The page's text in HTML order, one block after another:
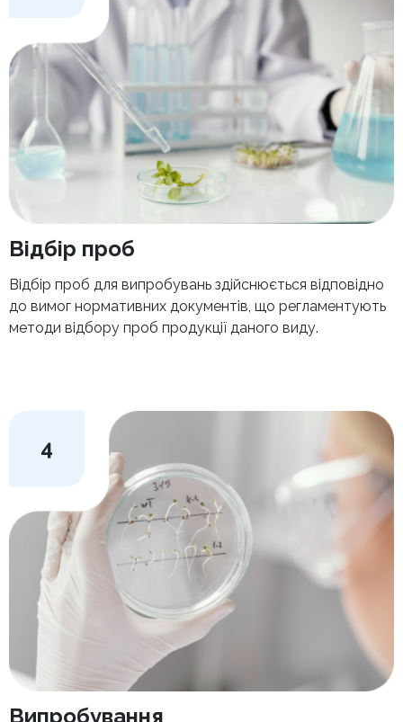
Відбір проб
Відбір проб для випробувань здійснюється відповідно
до вимог нормативних документів, що регламентують
методи відбору проб продукції даного виду.
4
Випробування